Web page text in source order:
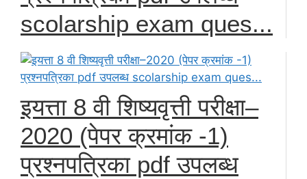
scolarship exam ques...
इयत्ता 8 वी शिष्यवृत्ती परीक्षा–
2020 (पेपर क्रमांक -1)
प्रश्नपत्रिका pdf उपलब्ध